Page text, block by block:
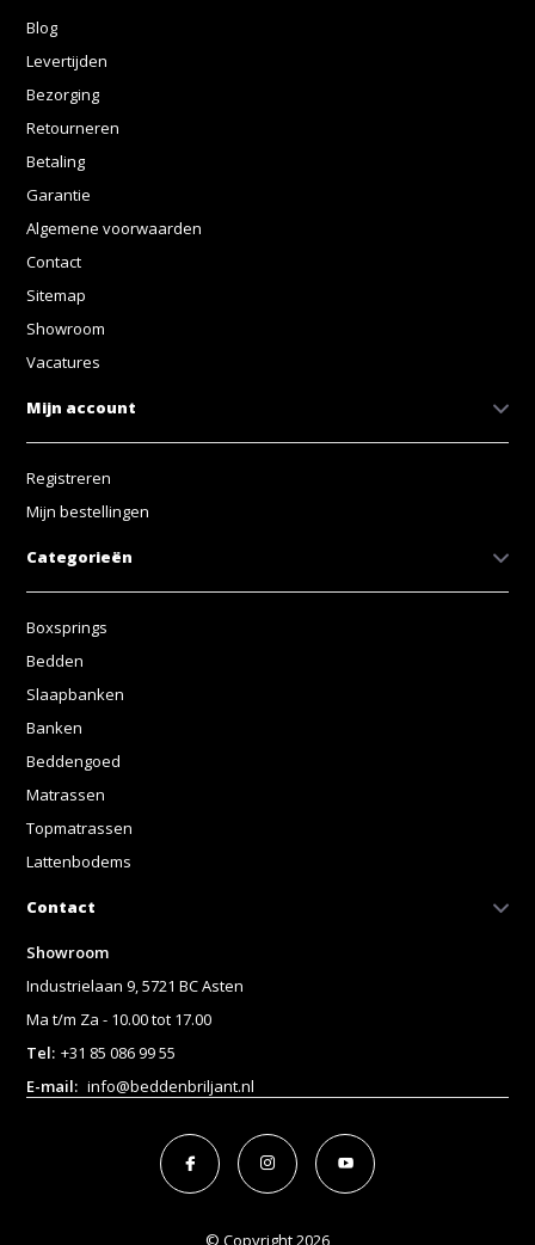
Blog
Levertijden
Bezorging
Retourneren
Betaling
Garantie
Algemene voorwaarden
Contact
Sitemap
Showroom
Vacatures
Mijn account
Registreren
Mijn bestellingen
Categorieën
Boxsprings
Bedden
Slaapbanken
Banken
Beddengoed
Matrassen
Topmatrassen
Lattenbodems
Contact
Showroom
Industrielaan 9, 5721 BC Asten
Ma t/m Za - 10.00 tot 17.00
Tel: +31 85 086 99 55
E-mail: info@beddenbriljant.nl
© Copyright 2026